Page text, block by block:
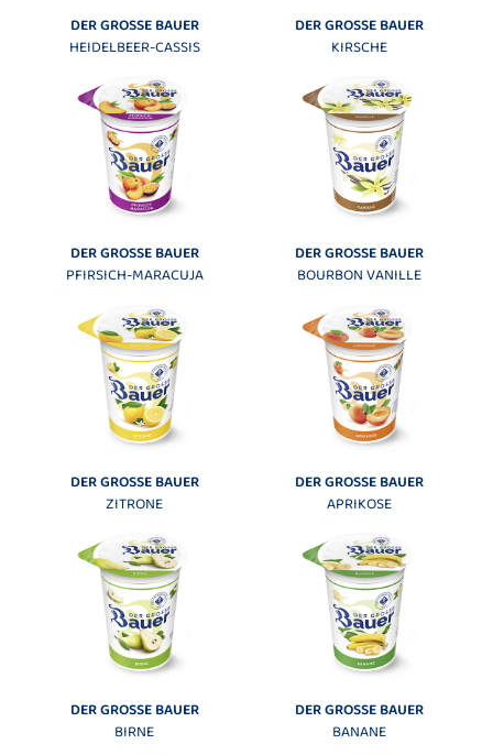
DER GROSSE BAUER
HEIDELBEER-CASSIS
DER GROSSE BAUER
KIRSCHE
DER GROSSE BAUER
PFIRSICH-MARACUJA
DER GROSSE BAUER
BOURBON VANILLE
DER GROSSE BAUER
ZITRONE
DER GROSSE BAUER
APRIKOSE
DER GROSSE BAUER
BIRNE
DER GROSSE BAUER
BANANE